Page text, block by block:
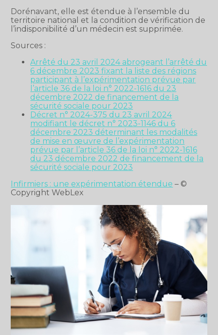
Dorénavant, elle est étendue à l’ensemble du
territoire national et la condition de vérification de
l’indisponibilité d’un médecin est supprimée.
Sources :
Arrêté du 23 avril 2024 abrogeant l’arrêté du
6 décembre 2023 fixant la liste des régions
participant à l’expérimentation prévue par
l’article 36 de la loi n° 2022-1616 du 23
décembre 2022 de financement de la
sécurité sociale pour 2023
Décret n° 2024-375 du 23 avril 2024
modifiant le décret n° 2023-1146 du 6
décembre 2023 déterminant les modalités
de mise en œuvre de l’expérimentation
prévue par l’article 36 de la loi n° 2022-1616
du 23 décembre 2022 de financement de la
sécurité sociale pour 2023
Infirmiers : une expérimentation étendue – ©
Copyright WebLex